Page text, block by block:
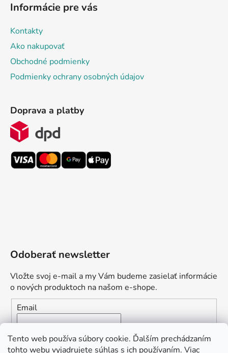
Tento web používa súbory cookie. Ďalším prechádzaním
tohto webu vyjadrujete súhlas s ich používaním. Viac
Informácie pre vás
Kontakty
Ako nakupovať
Obchodné podmienky
Podmienky ochrany osobných údajov
Doprava a platby
Odoberať newsletter
Vložte svoj e-mail a my Vám budeme zasielať informácie
o nových produktoch na našom e-shope.
Email
Vložením e-mailu súhlasíte s
podmienkami ochrany
osobných údajov